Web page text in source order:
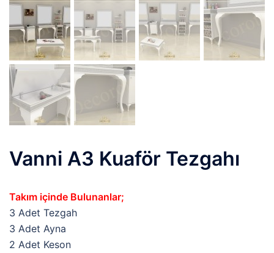
Vanni A3 Kuaför Tezgahı
Takım içinde Bulunanlar;
3 Adet Tezgah
3 Adet Ayna
2 Adet Keson